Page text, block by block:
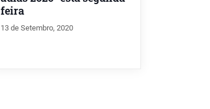
feira
13 de Setembro, 2020